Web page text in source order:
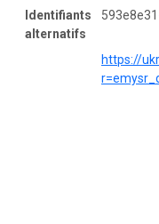
Identifiants
alternatifs
https://